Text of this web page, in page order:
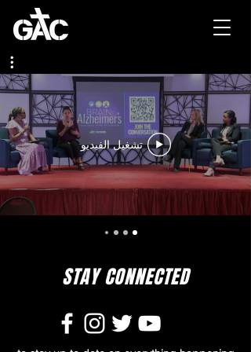
تشغيل الفيديو
STAY CONNECTED